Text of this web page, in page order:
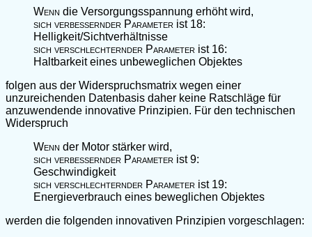
Wenn die Versorgungsspannung erhöht wird,
sich verbessernder Parameter ist 18:
Helligkeit/Sichtverhältnisse
sich verschlechternder Parameter ist 16:
Haltbarkeit eines unbeweglichen Objektes
folgen aus der Widerspruchsmatrix wegen einer
unzureichenden Datenbasis daher keine Ratschläge für
anzuwendende innovative Prinzipien. Für den technischen
Widerspruch
Wenn der Motor stärker wird,
sich verbessernder Parameter ist 9:
Geschwindigkeit
sich verschlechternder Parameter ist 19:
Energieverbrauch eines beweglichen Objektes
werden die folgenden innovativen Prinzipien vorgeschlagen: